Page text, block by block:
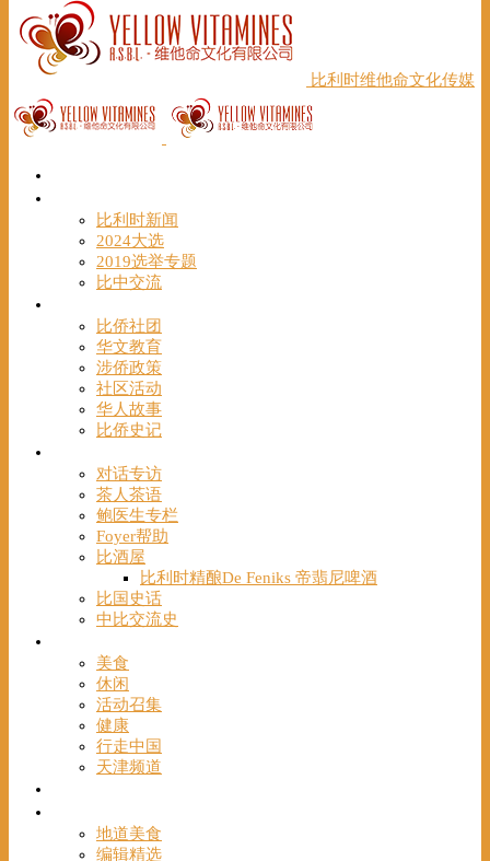
比利时维他命文化传媒
比利时新闻
2024大选
2019选举专题
比中交流
比侨社团
华文教育
涉侨政策
社区活动
华人故事
比侨史记
对话专访
茶人茶语
鲍医生专栏
Foyer帮助
比酒屋
比利时精酿De Feniks 帝翡尼啤酒
比国史话
中比交流史
美食
休闲
活动召集
健康
行走中国
天津频道
地道美食
编辑精选